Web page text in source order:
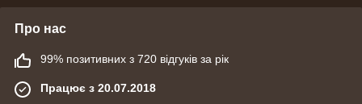
Про нас
99% позитивних з 720 відгуків за рік
Працює з 20.07.2018